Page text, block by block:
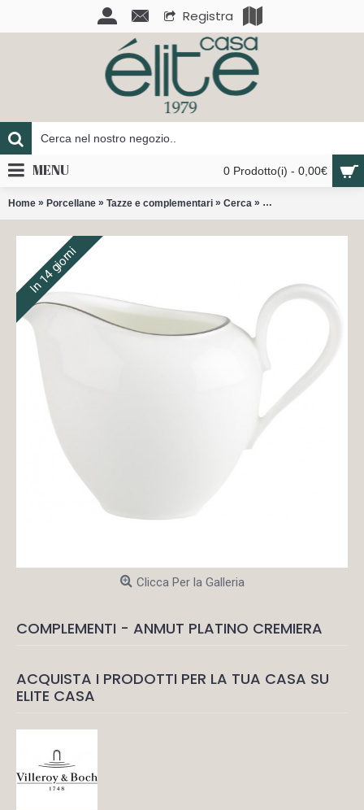
Registra
0 Prodotto(i) - 0,00€
MENU
Home » Porcellane » Tazze e complementari » Cerca » Anmut platino
In 14 giorni
Clicca Per la Galleria
COMPLEMENTI - ANMUT PLATINO CREMIERA
ACQUISTA I PRODOTTI PER LA TUA CASA SU
ELITE CASA